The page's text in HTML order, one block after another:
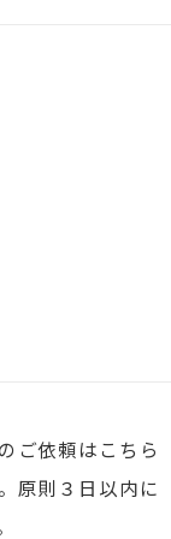
ご依頼はこちら
原則３日以内に